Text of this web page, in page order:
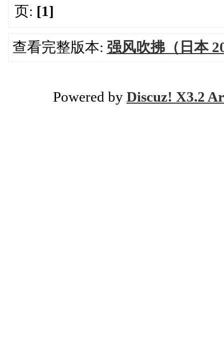
页: [1]
查看完整版本: 强风吹拂（日本
Powered by Discuz! X3.2